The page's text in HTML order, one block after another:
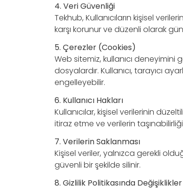
4. Veri Güvenliği
Tekhub, Kullanıcıların kişisel
karşı korunur ve düzenli olarak
5. Çerezler (Cookies)
Web sitemiz, kullanıcı deneyimini
dosyalardır. Kullanıcı, tarayıcı
engelleyebilir.
6. Kullanıcı Hakları
Kullanıcılar, kişisel verilerinin
itiraz etme ve verilerin
7. Verilerin Saklanması
Kişisel veriler, yalnızca gerekli
güvenli bir şekilde silinir.
8. Gizlilik Politikasında Değişiklikler